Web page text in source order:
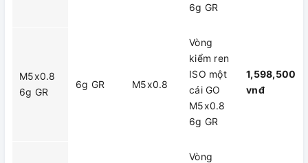
6g GR
M5x0.8
6g GR
6g GR M5x0.8
Vòng
kiểm ren
ISO một
cái GO
M5x0.8
6g GR
1,598,500
vnđ
Vòng